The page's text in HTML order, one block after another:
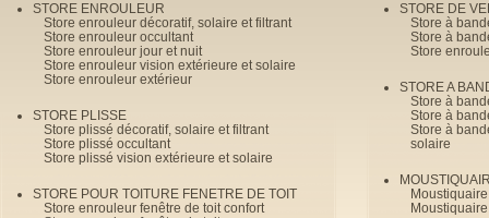
STORE ENROULEUR
Store enrouleur décoratif, solaire et filtrant
Store enrouleur occultant
Store enrouleur jour et nuit
Store enrouleur vision extérieure et solaire
Store enrouleur extérieur
STORE PLISSE
Store plissé décoratif, solaire et filtrant
Store plissé occultant
Store plissé vision extérieure et solaire
STORE POUR TOITURE FENETRE DE TOIT
Store enrouleur fenêtre de toit confort
STORE DE
Store à
Store à
Store
STORE A
Store à
Store à
Store à
solaire